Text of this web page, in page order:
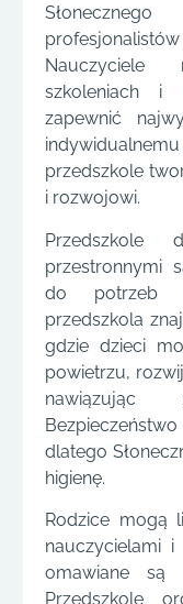
Nauczyciele
szkoleniach i
zapewnić
przedszkole
i rozwojowi.
Przedszkole
przestronnymi
do potrzeb
przedszkola
gdzie dzieci
powietrzu,
nawiązując
dlatego
higienę.
Rodzice mogą
nauczycielami
omawiane są
Przedszkole